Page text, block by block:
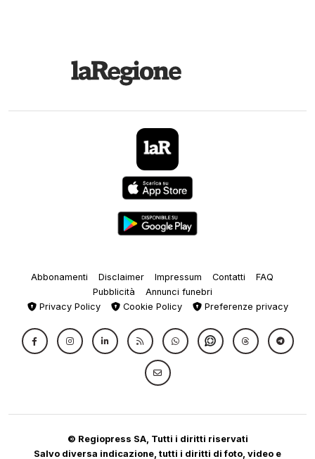
Abbonamenti Disclaimer Impressum Contatti
FAQ
Pubblicità
Annunci funebri
Privacy Policy
Cookie Policy Preferenze privacy
© Regiopress SA, Tutti i diritti riservati
Salvo diversa indicazione, tutti i diritti di foto, video e